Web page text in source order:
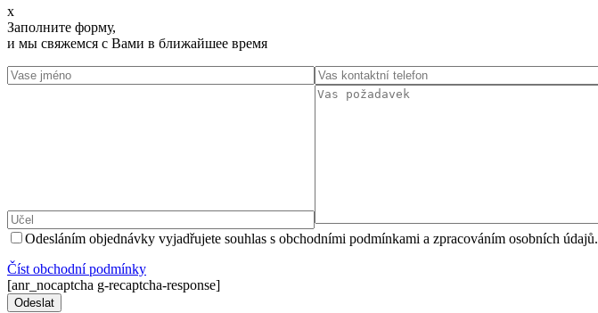
x
Заполните форму,
и мы свяжемся с Вами в ближайшее время
Odesláním objednávky vyjadřujete souhlas s obchodními podmínkami a zpracováním osobních údajů.
Číst оbchodní podmínky
[anr_nocaptcha g-recaptcha-response]